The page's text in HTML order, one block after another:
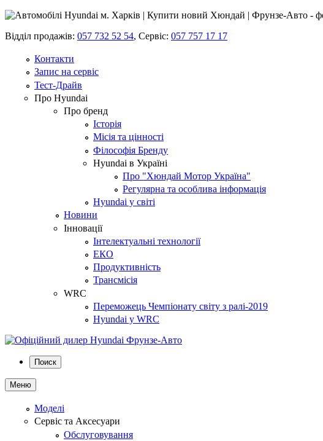
Відділ продажів: 057 732 52 54, Сервіс: 057 757 17 17
Контакти
Запис на сервіс
Тест-Драйв
Про Hyundai
Про бренд
Історія
Місія та цінності
Філософія Бренду
Hyundai в Україні
Про "Хюндай Мотор Україна"
Регулярна та особлива інформація
Hyundai у світі
Новини
Інновації
Інтелектуальні технології
ЕКО
Продуктивність
Трансмісія
WRC
Переможець Чемпіонату світу з ралі-2019
Hyundai у WRC
Поиск
Меню
Моделі
Сервіс та Аксесуари
Обслуговування